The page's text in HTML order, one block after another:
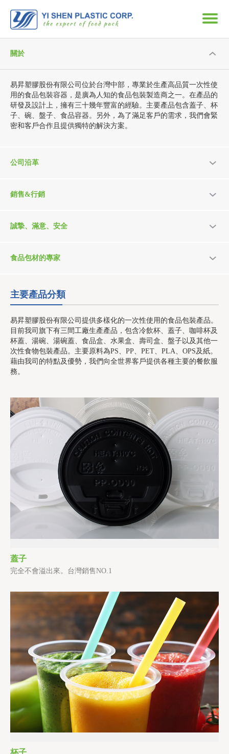
關於
易昇塑膠股份有限公司位於台灣中部，專業於生產高品質一次性使
用的食品包裝容器，是廣為人知的食品包裝製造商之一。在產品的
研發及設計上，擁有三十幾年豐富的經驗。主要產品包含蓋子、杯
子、碗、盤子、食品容器。另外，為了滿足客戶的需求，我們會緊
密和客戶合作且提供獨特的解決方案。
公司沿革
銷售&行銷
誠摯、滿意、安全
食品包材的專家
主要產品分類
易昇塑膠股份有限公司提供多樣化的一次性使用的食品包裝產品。
目前我司旗下有三間工廠生產產品，包含冷飲杯、蓋子、咖啡杯及
杯蓋、湯碗、湯碗蓋、食品盒、水果盒、壽司盒、盤子以及其他一
次性食物包裝產品。主要原料為PS、PP、PET、PLA、OPS及紙。
藉由我司的特點及優勢，我們向全世界客戶提供各種主要的餐飲服
務。
蓋子
完全不會溢出來。台灣銷售NO.1
杯子